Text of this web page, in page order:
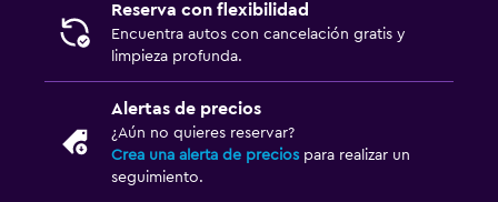
Reserva con flexibilidad
Encuentra autos con cancelación gratis y
limpieza profunda.
Alertas de precios
¿Aún no quieres reservar?
Crea una alerta de precios para realizar un
seguimiento.